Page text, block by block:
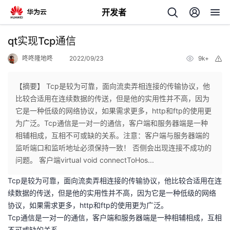
开发者
返
个
人
页
我
开
发
qt实现Tcp通信
咚咚隆地咚 2022/09/23 9k+
【摘要】 Tcp是较为可靠，面向流卖弄相连接的传输协议，他
比较合适用在连续数据的传送，但是他的实用性并不高，因为
它是一种低级的网络协议，如果需求更多，http和ftp的使用更
为广泛。Tcp通信是一对一的通信，客户端和服务器端是一种
相辅相成，互相不可或缺的关系。注意：客户端与服务器端的
监听端口和监听地址必须保持一致！ 否侧会出现连接不成功的
问题。 客户端virtual void connectToHos...
Tcp是较为可靠，面向流卖弄相连接的传输协议，他比较合适用在连
续数据的传送，但是他的实用性并不高，因为它是一种低级的网络
协议，如果需求更多，http和ftp的使用更为广泛。
Tcp通信是一对一的通信，客户端和服务器端是一种相辅相成，互相